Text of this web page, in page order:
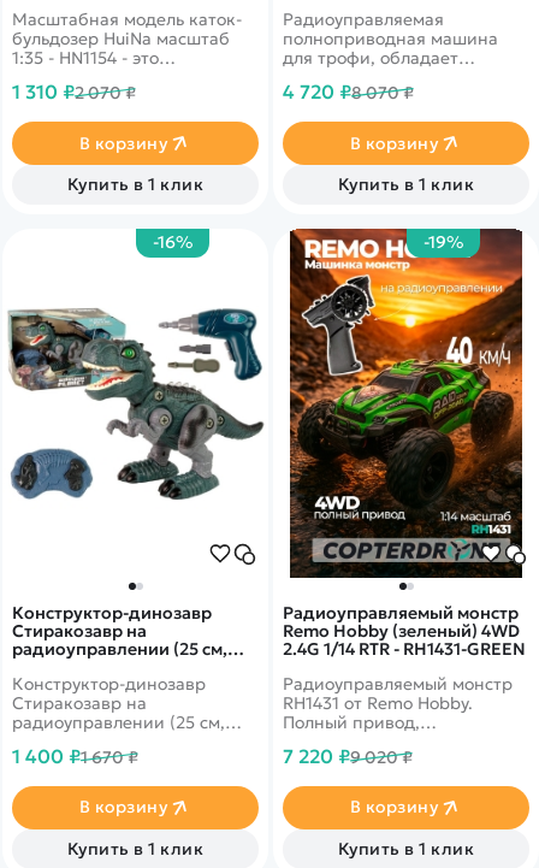
Масштабная модель каток-
бульдозер HuiNa масштаб
1:35 - HN1154 - это
HuiNa Toys 1:35 - HN1154,
дополнением в коллекцию
уменьшенных копий
спецтехники.
1 310 ₽2 070 ₽
В корзину
Купить в 1 клик
BLACK
Радиоуправляемая
полноприводная машина
для трофи, обладает
проходимостью и высоким
4 720 ₽8 070 ₽
В корзину
Купить в 1 клик
-16%
Конструктор-динозавр
Стиракозавр на
радиоуправлении (25 см,
RS036-2
Конструктор-динозавр
Стиракозавр на
радиоуправлении (25 см,
RS036-2
1 400 ₽1 670 ₽
В корзину
Купить в 1 клик
-19%
Радиоуправляемый монстр
Remo Hobby (зеленый) 4WD
2.4G 1/14 RTR - RH1431-GREEN
Радиоуправляемый монстр
RH1431 от Remo Hobby.
Полный привод,
полная влагозащита.
7 220 ₽9 020 ₽
В корзину
Купить в 1 клик